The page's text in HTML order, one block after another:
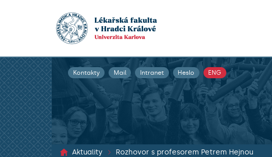
Kontakty Mail Intranet Heslo ENG
Aktuality Rozhovor s profesorem Petrem Hejnou